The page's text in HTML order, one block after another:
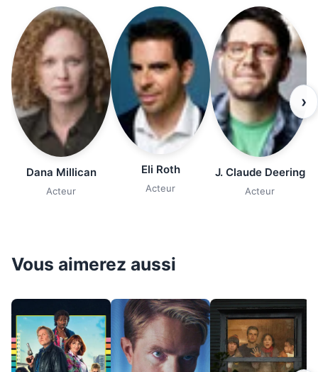
Dana Millican
Acteur
Eli Roth
Acteur
J. Claude Deering
Acteur
›
Vous aimerez aussi